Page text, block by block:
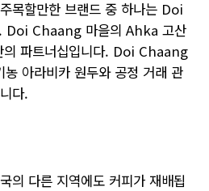
목할만한 브랜드 중 하나는 Doi
Chaang 마을의 Ahka 고산
의 파트너십입니다. Doi Chaang
아라비카 원두와 공정 거래 관
다.
의 다른 지역에도 커피가 재배됩